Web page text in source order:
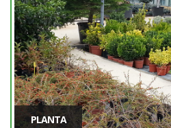
PLANTA